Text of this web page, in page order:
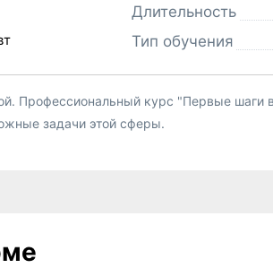
Длительность
Тип обучения
Профессиональный курс "Первые шаги
задачи этой сферы.